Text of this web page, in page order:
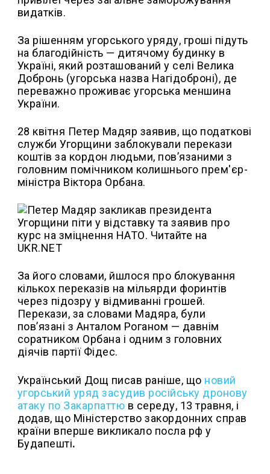
видатків.
За рішенням угорського уряду, гроші підуть
на благодійність — дитячому будинку в
Україні, який розташований у селі Велика
Добронь (угорська назва Нагідоброні), де
переважно проживає угорська меншина
України.
28 квітня Петер Мадяр заявив, що податкові
служби Угорщини заблокували перекази
коштів за кордон людьми, пов’язаними з
головним помічником колишнього прем'єр-
міністра Віктора Орбана.
За його словами, йшлося про блокування
кількох переказів на мільярди форинтів
через підозру у відмиванні грошей.
Перекази, за словами Мадяра, були
пов’язані з Анталом Роганом — давнім
соратником Орбана і одним з головних
діячів партії Фідес.
Український Дощ писав раніше, що новий
угорський уряд засудив російську дронову
атаку по Закарпаттю в середу, 13 травня, і
додав, що Міністерство закордонних справ
країни вперше викликало посла рф у
Будапешті.